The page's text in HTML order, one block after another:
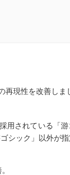
現性を改善しま
用されている「
シック」以外が